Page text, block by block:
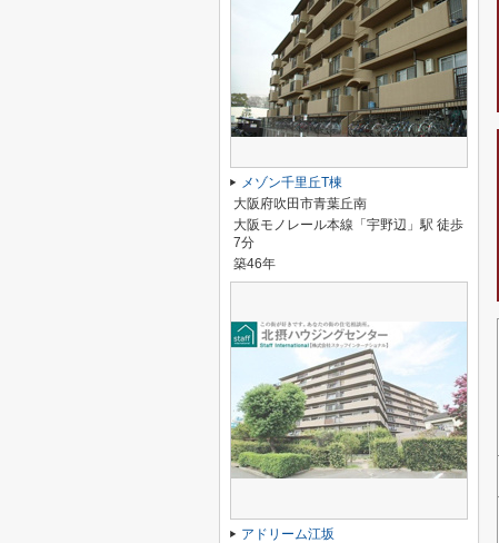
メゾン千里丘T棟
大阪府吹田市青葉丘南
大阪モノレール本線「宇野辺」駅 徒歩
7分
築46年
アドリーム江坂